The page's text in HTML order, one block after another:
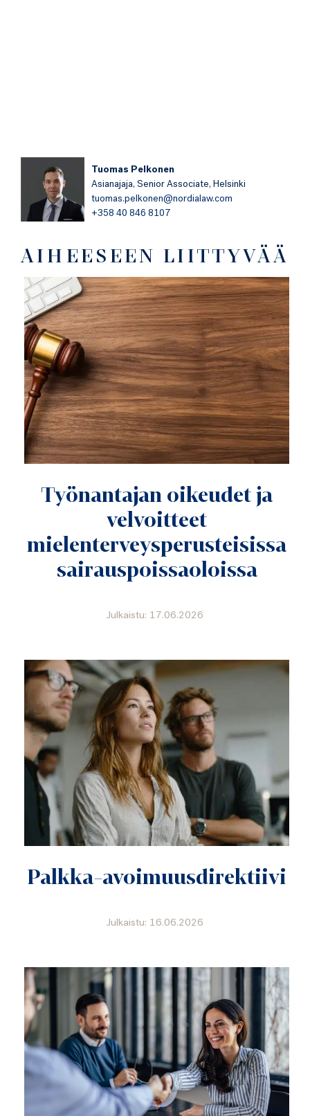
Työnantajan oikeudet ja
velvoitteet
mielenterveysperusteisissa
sairauspoissaoloissa
Julkaistu: 17.06.2026
Palkka-avoimuusdirektiivi
Julkaistu: 16.06.2026
Asiakkaidemme
suositteluhalukkuus on
huippuluokkaa
Julkaistu: 28.05.2026